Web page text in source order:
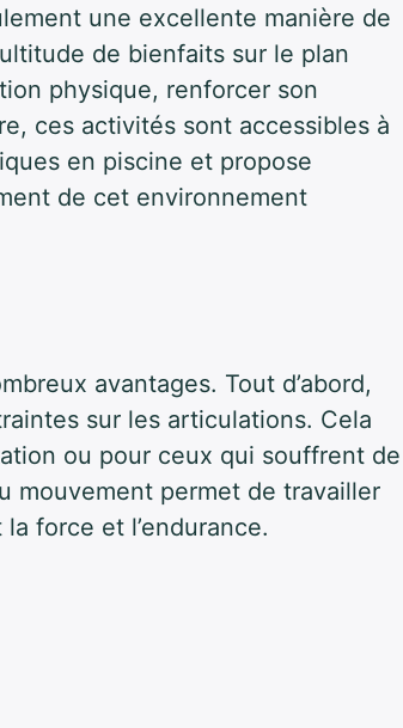
une excellente manière de
de bienfaits sur le plan
physique, renforcer son
ces activités sont accessibles à
en piscine et propose
de cet environnement
avantages. Tout d’abord,
sur les articulations. Cela
ou pour ceux qui souffrent de
mouvement permet de travailler
force et l’endurance.